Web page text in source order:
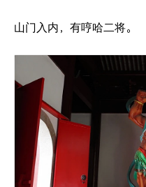
山门入内，有哼哈二将。